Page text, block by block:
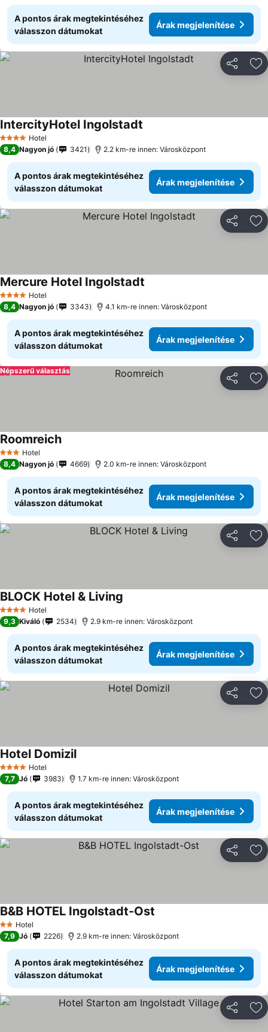
A pontos árak megtekintéséhez
válasszon dátumokat
Árak megjelenítése
4 KategóriaHotel
IntercityHotel Ingolstadt
8,4 Nagyon jó 3421 2.2 km-re innen: Városközpont
A pontos árak megtekintéséhez
válasszon dátumokat
Árak megjelenítése
4 KategóriaHotel
Mercure Hotel Ingolstadt
8,4 Nagyon jó 3343 4.1 km-re innen: Városközpont
A pontos árak megtekintéséhez
válasszon dátumokat
Árak megjelenítése
Népszerű választás
3 Kategória
Hotel
Roomreich
8,4 Nagyon jó 4669 2.0 km-re innen: Városközpont
A pontos árak megtekintéséhez
válasszon dátumokat
Árak megjelenítése
4 KategóriaHotel
BLOCK Hotel & Living
9,3 Kiváló 2534 2.9 km-re innen: Városközpont
A pontos árak megtekintéséhez
válasszon dátumokat
Árak megjelenítése
4 KategóriaHotel
Hotel Domizil
7,7 Jó 3983 1.7 km-re innen: Városközpont
A pontos árak megtekintéséhez
válasszon dátumokat
Árak megjelenítése
2 Kategória
Hotel
B&B HOTEL Ingolstadt-Ost
7,9 Jó 2226 2.9 km-re innen: Városközpont
A pontos árak megtekintéséhez
válasszon dátumokat
Árak megjelenítése